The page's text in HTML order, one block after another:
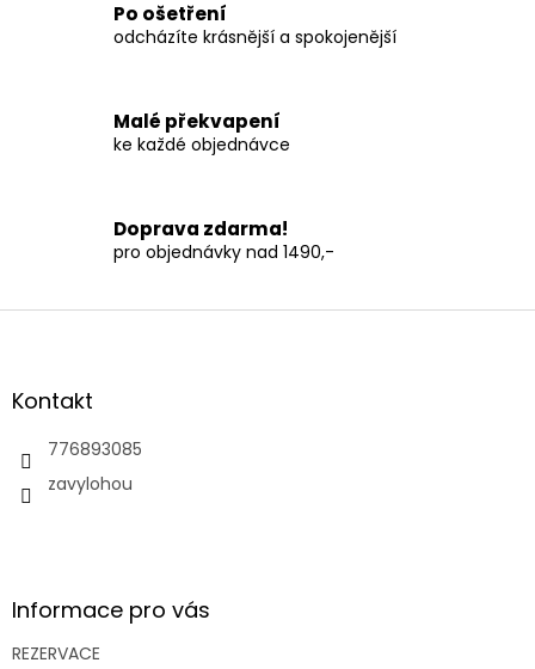
k
y
p
i
s
Po ošetření
odcházíte krásnější a spokojenější
Malé překvapení
ke každé objednávce
Doprava zdarma!
pro objednávky nad 1490,-
Z
aKontakt
776893085
zavylohou
Informace pro vás
REZERVACE